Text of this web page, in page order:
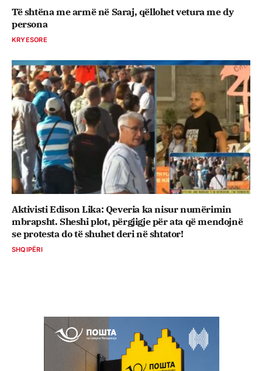
Të shtëna me armë në Saraj, qëllohet vetura me dy
persona
KRYESORE
Aktivisti Edison Lika: Qeveria ka nisur numërimin
mbrapsht. Sheshi plot, përgjigje për ata që mendojnë
se protesta do të shuhet deri në shtator!
SHQIPËRI